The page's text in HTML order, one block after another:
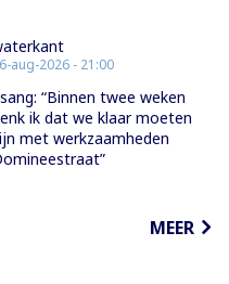
aug-2026 - 21:00
“Binnen twee weken
ik dat we klaar moeten
met werkzaamheden
MEER